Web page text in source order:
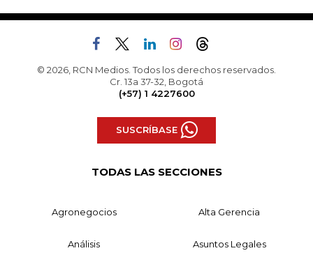
© 2026, RCN Medios. Todos los derechos reservados.
Cr. 13a 37-32, Bogotá
(+57) 1 4227600
SUSCRÍBASE
TODAS LAS SECCIONES
Agronegocios Alta Gerencia
Análisis Asuntos Legales